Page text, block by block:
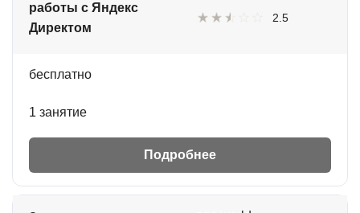
работы с Яндекс
Директом
2.5
бесплатно
1 занятие
Подробнее